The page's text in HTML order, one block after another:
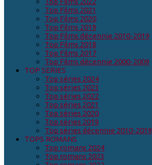
Top Films 2021
Top Films 2020
Top Films 2019
Top Films décennie 2010-2019
Top Films 2018
Top Films 2017
Top Films décennie 2000-2009
TOP SERIES
Top séries 2024
Top séries 2023
Top séries 2022
Top séries 2021
Top séries 2020
Top séries 2019
Top séries décennie 2010-2019
TOPS ROMANS
Top romans 2024
Top romans 2023